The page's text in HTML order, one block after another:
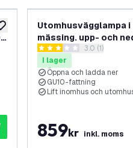
till i önskelistan
Utomhusvägglampa i
mässing. upp- och
GU10-sockel – Canto
– 15 års garanti
öppna
3 stjärnbetyg 3.0 (1)
I lager
Öppna och ladda ner
GU10-fattning
Lift inomhus och
859kr inkl. moms